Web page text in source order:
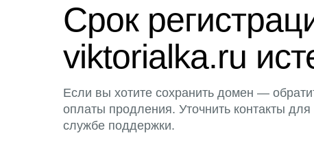
Срок
viktorialka.ru
Если вы хотите сохранить домен —
оплаты продления. Уточнить контакты
службе поддержки.